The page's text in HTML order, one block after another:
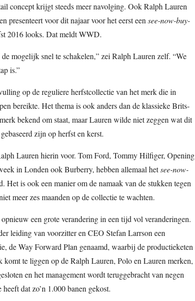
concept krijgt steeds meer navolging. Ook Ralph Lauren
presenteert voor dit najaar voor het eerst een see-now-buy-
2016 looks. Dat meldt WWD.
mogelijk snel te schakelen,” zei Ralph Lauren zelf. “We
is.”
op de reguliere herfstcollectie van het merk die in
bereikte. Het thema is ook anders dan de klassieke Brits-
bekend om staat, maar Lauren wilde niet zeggen wat dit
zijn op herfst en kerst.
Lauren hierin voor. Tom Ford, Tommy Hilfiger, Opening
in Londen ook Burberry, hebben allemaal hetsee-now-
Het is ook een manier om de namaak van de stukken tegen
meer zes maanden op de collectie te wachten.
een grote verandering in een tijd vol veranderingen.
leiding van voorzitter en CEO Stefan Larrson een
de Way Forward Plan genaamd, waarbij de productieketen
komt te liggen op de Ralph Lauren, Polo en Lauren merken,
en het management wordt teruggebracht van negen
dat zo’n 1.000 banen gekost.